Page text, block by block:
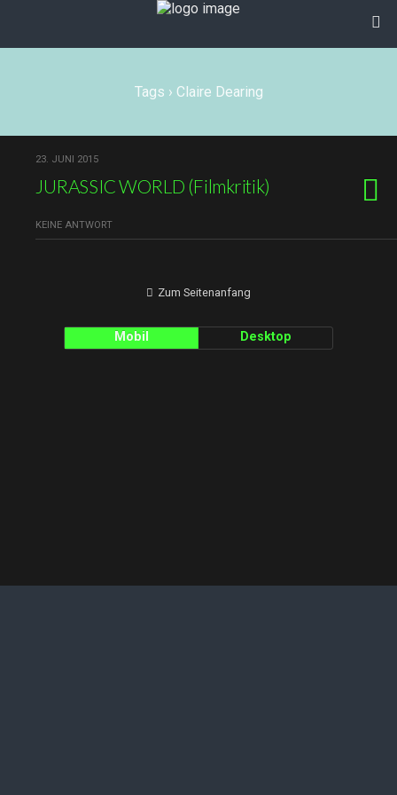
Tags › Claire Dearing
23. JUNI 2015
JURASSIC WORLD (Filmkritik)
KEINE ANTWORT
Zum Seitenanfang
Mobil Desktop